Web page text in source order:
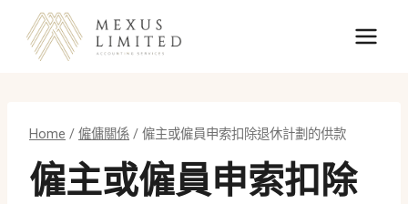
content
Home / 僱傭關係 / 僱主或僱員申索扣除退休計劃的供款
僱主或僱員申索扣除